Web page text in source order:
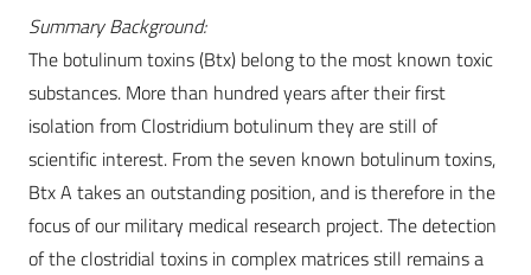
Summary Background:
The botulinum toxins (Btx) belong to the most known toxic
substances. More than hundred years after their first
isolation from Clostridium botulinum they are still of
scientific interest. From the seven known botulinum toxins,
Btx A takes an outstanding position, and is therefore in the
focus of our military medical research project. The detection
of the clostridial toxins in complex matrices still remains a